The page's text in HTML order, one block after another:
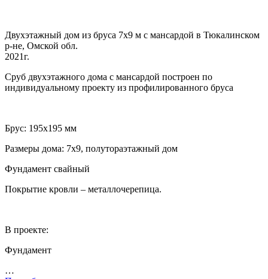
Двухэтажный дом из бруса 7х9 м с мансардой в Тюкалинском
р-не, Омской обл.
2021г.
Сруб двухэтажного дома с мансардой построен по
индивидуальному проекту из профилированного бруса
Брус: 195х195 мм
Размеры дома: 7х9, полутораэтажный дом
Фундамент свайный
Покрытие кровли – металлочерепица.
В проекте:
Фундамент
…